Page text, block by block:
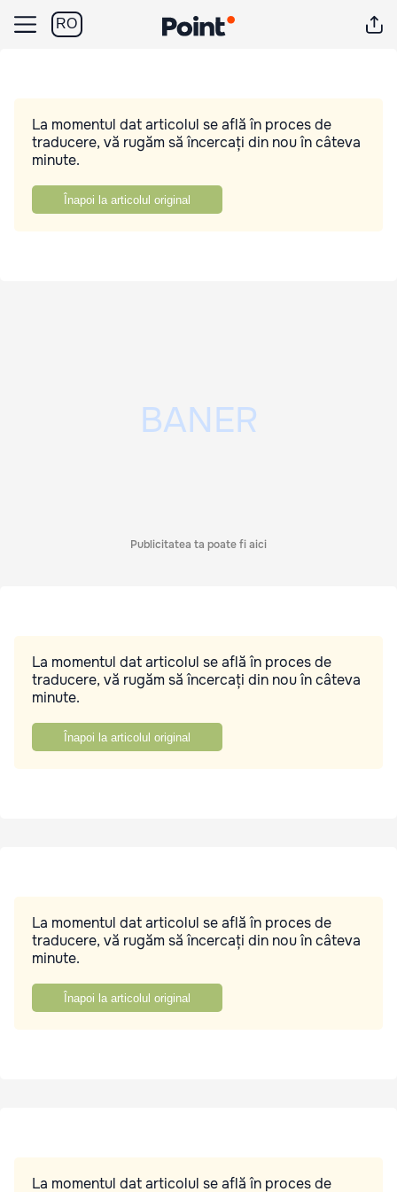
RO
La momentul dat articolul se află în proces de
traducere, vă rugăm să încercați din nou în câteva
minute.
Înapoi la articolul original
Publicitatea ta poate fi aici
La momentul dat articolul se află în proces de
traducere, vă rugăm să încercați din nou în câteva
minute.
Înapoi la articolul original
La momentul dat articolul se află în proces de
traducere, vă rugăm să încercați din nou în câteva
minute.
Înapoi la articolul original
La momentul dat articolul se află în proces de